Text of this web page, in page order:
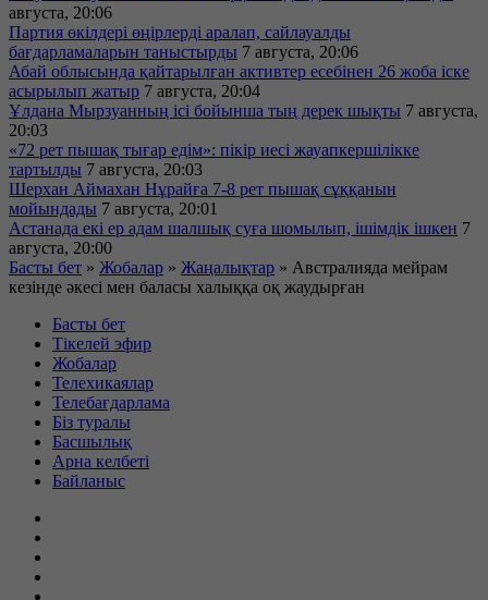
августа, 20:06
Партия өкілдері өңірлерді аралап, сайлауалды
бағдарламаларын таныстырды 7 августа, 20:06
Абай облысында қайтарылған активтер есебінен 26 жоба іске
асырылып жатыр 7 августа, 20:04
Ұлдана Мырзуанның ісі бойынша тың дерек шықты 7 августа,
20:03
«72 рет пышақ тығар едім»: пікір иесі жауапкершілікке
тартылды 7 августа, 20:03
Шерхан Аймахан Нұрайға 7-8 рет пышақ сұққанын
мойындады 7 августа, 20:01
Астанада екі ер адам шалшық суға шомылып, ішімдік ішкен 7
августа, 20:00
Басты бет » Жобалар » Жаңалықтар » Австралияда мейрам
кезінде әкесі мен баласы халыққа оқ жаудырған
Басты бет
Тікелей эфир
Жобалар
Телехикаялар
Телебағдарлама
Біз туралы
Басшылық
Арна келбеті
Байланыс